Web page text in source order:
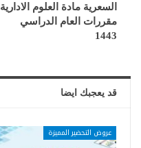
السعرية مادة العلوم الادارية
مقررات العام الدراسي
1443
قد يعجبك ايضا
عروض التحضير المميزة